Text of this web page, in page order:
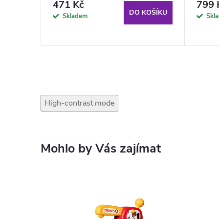
471 Kč
Skladem DO KOŠÍKU
799
High-contrast mode